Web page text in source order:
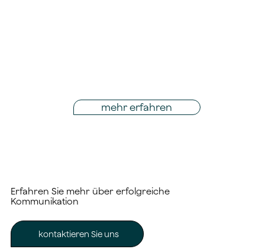
mehr erfahren
Erfahren Sie mehr über erfolgreiche
Kommunikation
kontaktieren Sie uns